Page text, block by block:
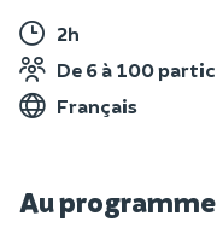
2h
De 6 à 100
Français
Au